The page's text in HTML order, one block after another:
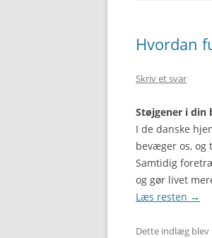
Hvordan
Skriv et svar
Støjgener i din
I de danske
bevæger os, og
Samtidig
og gør livet
Læs resten →
Dette indlæg blev